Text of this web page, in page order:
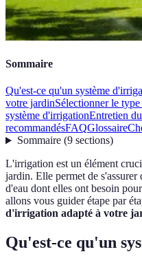
Sommaire
Qu'est-ce qu'un système
votre jardinSélectionner le
système d'irrigationEntretien
recommandésFAQGlossaire
Sommaire(9 sections)
L'irrigation est un élément
jardin. Elle permet de
d'eau dont elles ont besoin
allons vous guider étape par
d'irrigation adapté à votre
Qu'est-ce qu'un